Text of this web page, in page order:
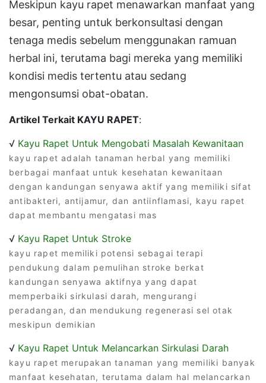
Meskipun kayu rapet menawarkan manfaat yang
besar, penting untuk berkonsultasi dengan
tenaga medis sebelum menggunakan ramuan
herbal ini, terutama bagi mereka yang memiliki
kondisi medis tertentu atau sedang
mengonsumsi obat-obatan.
Artikel Terkait KAYU RAPET:
√ Kayu Rapet Untuk Mengobati Masalah Kewanitaan
kayu rapet adalah tanaman herbal yang memiliki
berbagai manfaat untuk kesehatan kewanitaan
dengan kandungan senyawa aktif yang memiliki sifat
antibakteri, antijamur, dan antiinflamasi, kayu rapet
dapat membantu mengatasi mas
√ Kayu Rapet Untuk Stroke
kayu rapet memiliki potensi sebagai terapi
pendukung dalam pemulihan stroke berkat
kandungan senyawa aktifnya yang dapat
memperbaiki sirkulasi darah, mengurangi
peradangan, dan mendukung regenerasi sel otak
meskipun demikian
√ Kayu Rapet Untuk Melancarkan Sirkulasi Darah
kayu rapet merupakan tanaman yang memiliki banyak
manfaat kesehatan, terutama dalam hal melancarkan